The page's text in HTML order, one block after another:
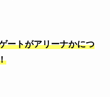
ートがアリーナかにつ